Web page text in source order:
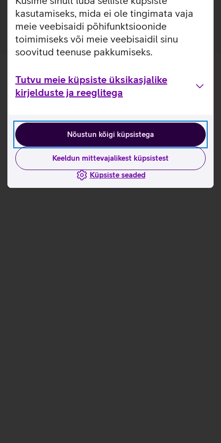
kasutamiseks, mida ei ole tingimata vaja
meie veebisaidi põhifunktsioonide
toimimiseks või meie veebisaidil sinu
soovitud teenuse pakkumiseks.
Tutvu meie küpsiste üksikasjalike
kirjelduste ja reeglitega
Nõustun kõigi küpsistega
Keeldun mittevajalikest küpsistest
Küpsiste seaded
mugavalt kinnitada ka rahatasku.